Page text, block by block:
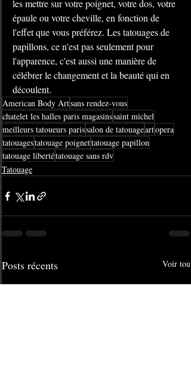
les mettre sur votre poignet, votre dos, votre
épaule ou votre cheville, en fonction de
l'effet que vous préférez. Les tatouages de
papillons, ce n'est pas seulement pour
l'apparence, c'est aussi une manière de
célébrer le changement et la beauté qui en
découlent.
American Body Artsans rendez-vous
chatelet les halles paris magasinssaint michel
meilleurs tatoueurs parissalon de tatouageartopera
tatouagestatouage poignettatouage papillon
tatouage libertétatouage sans rdv
Tatouage
Posts récents Voir tout